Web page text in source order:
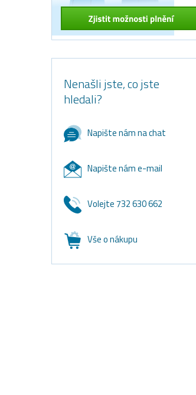
Nenašli jste, co jste
hledali?
Napište nám na chat
Napište nám e-mail
Volejte 732 630 662
Vše o nákupu